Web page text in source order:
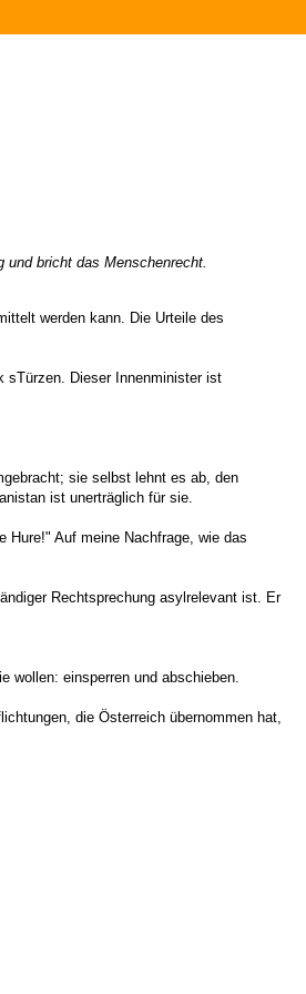
bricht das Menschenrecht.
werden kann. Die Urteile des
sTürzen. Dieser Innenminister ist
sie selbst lehnt es ab, den
ist unerträglich für sie.
Auf meine Nachfrage, wie das
Rechtsprechung asylrelevant ist. Er
einsperren und abschieben.
die Österreich übernommen hat,